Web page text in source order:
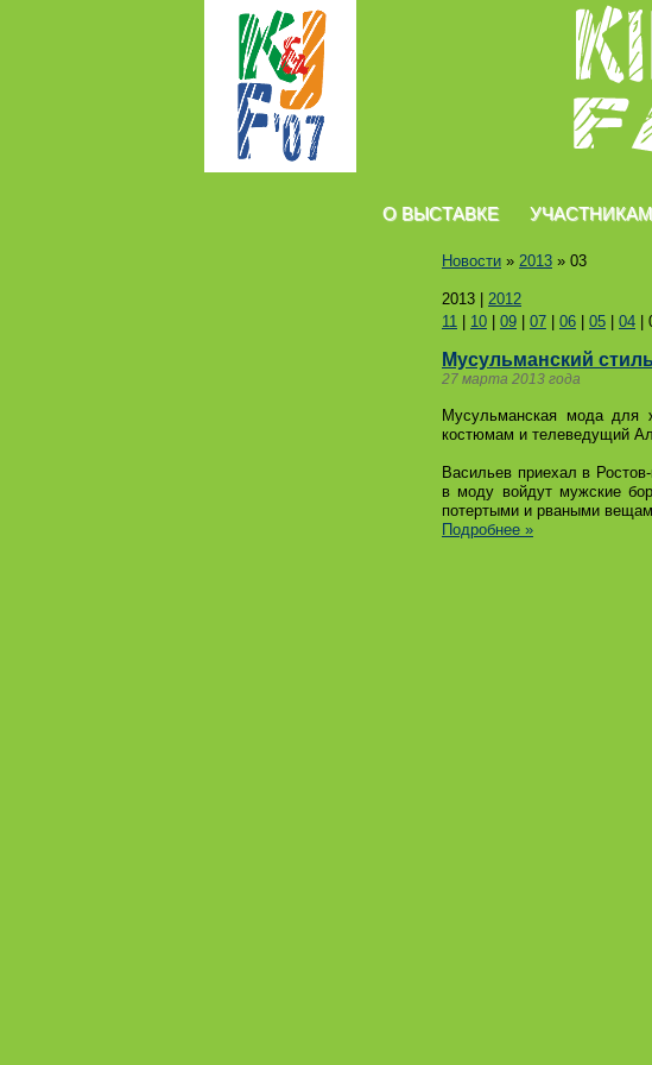
О ВЫСТАВКЕ УЧАСТНИКАМ
Новости » 2013 » 03
2013
2012
11
10 09 07 06 05 04
Мусульманский
27 марта 2013 года
Мусульманская мода для
костюмам и телеведущий
Васильев приехал в
в моду войдут мужские
потертыми и рваными
Подробнее »